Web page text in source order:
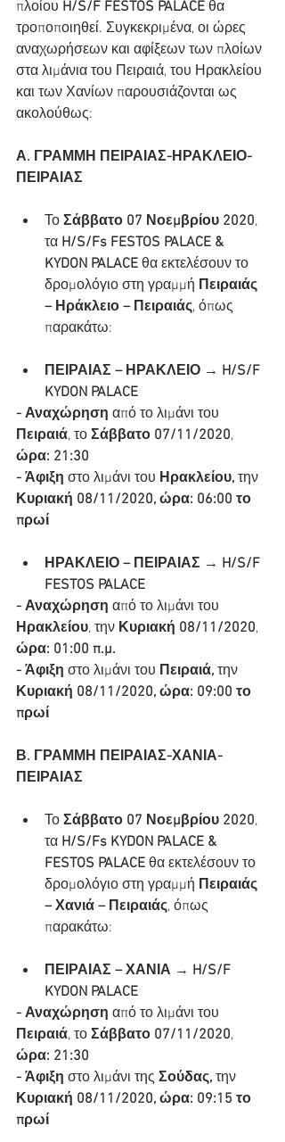
πλοίου H/S/F FESTOS PALACE θα
τροποποιηθεί. Συγκεκριμένα, οι ώρες
αναχωρήσεων και αφίξεων των πλοίων
στα λιμάνια του Πειραιά, του Ηρακλείου
και των Χανίων παρουσιάζονται ως
ακολούθως:
Α. ΓΡΑΜΜΗ ΠΕΙΡΑΙΑΣ-ΗΡΑΚΛΕΙΟ-
ΠΕΙΡΑΙΑΣ
Το Σάββατο 07 Νοεμβρίου 2020,
τα H/S/Fs FESTOS PALACE &
KYDON PALACE θα εκτελέσουν το
δρομολόγιο στη γραμμή Πειραιάς
– Ηράκλειο – Πειραιάς, όπως
παρακάτω:
ΠΕΙΡΑΙΑΣ – ΗΡΑΚΛΕΙΟ → H/S/F
KYDON PALACE
- Αναχώρηση από το λιμάνι του
Πειραιά, το Σάββατο 07/11/2020,
ώρα: 21:30
- Άφιξη στο λιμάνι του Ηρακλείου, την
Κυριακή 08/11/2020, ώρα: 06:00 το
πρωί
ΗΡΑΚΛΕΙΟ – ΠΕΙΡΑΙΑΣ → H/S/F
FESTOS PALACE
- Αναχώρηση από το λιμάνι του
Ηρακλείου, την Κυριακή 08/11/2020,
ώρα: 01:00 π.μ.
- Άφιξη στο λιμάνι του Πειραιά, την
Κυριακή 08/11/2020, ώρα: 09:00 το
πρωί
Β. ΓΡΑΜΜΗ ΠΕΙΡΑΙΑΣ-ΧΑΝΙΑ-
ΠΕΙΡΑΙΑΣ
Το Σάββατο 07 Νοεμβρίου 2020,
τα H/S/Fs KYDON PALACE &
FESTOS PALACE θα εκτελέσουν το
δρομολόγιο στη γραμμή Πειραιάς
– Χανιά – Πειραιάς, όπως
παρακάτω:
ΠΕΙΡΑΙΑΣ – ΧΑΝΙΑ → H/S/F
KYDON PALACE
- Αναχώρηση από το λιμάνι του
Πειραιά, το Σάββατο 07/11/2020,
ώρα: 21:30
- Άφιξη στο λιμάνι της Σούδας, την
Κυριακή 08/11/2020, ώρα: 09:15 το
πρωί